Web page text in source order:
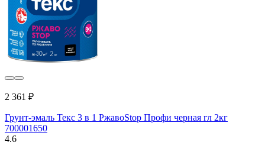
2 361 ₽
Грунт-эмаль Текс 3 в 1 РжавоStop Профи черная гл 2кг
700001650
4.6